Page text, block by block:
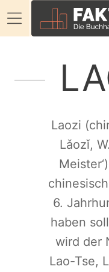
Laozi
Lǎozǐ,
6.
haben
wird der
Lao-Tse,